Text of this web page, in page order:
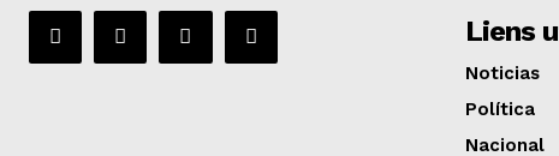
Liens
Noticias
Política
Nacional